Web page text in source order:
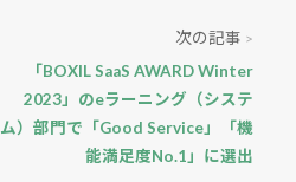
次の記事 >
「BOXIL SaaS AWARD Winter
2023」のeラーニング（システ
ム）部門で「Good Service」「機
能満足度No.1」に選出